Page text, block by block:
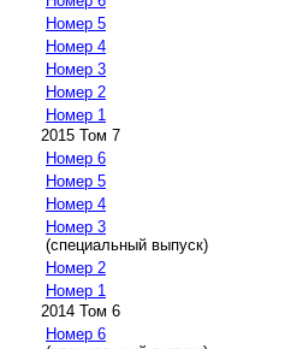
Номер 5
Номер 4
Номер 3
Номер 2
Номер 1
2015 Том 7
Номер 6
Номер 5
Номер 4
Номер 3
(специальный выпуск)
Номер 2
Номер 1
2014 Том 6
Номер 6